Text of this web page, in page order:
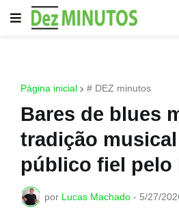
Página inicial # DEZ minutos
Bares de blues
tradição
público fiel pelo
por Lucas Machado - 5/27/